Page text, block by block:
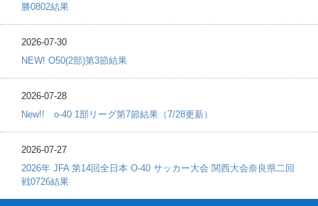
勝0802結果
2026-07-30
NEW! O50(2部)第3節結果
2026-07-28
New!! o-40 1部リーグ第7節結果（7/28更新）
2026-07-27
2026年 JFA 第14回全日本 O-40 サッカー大会 関西大会奈良県二回
戦0726結果